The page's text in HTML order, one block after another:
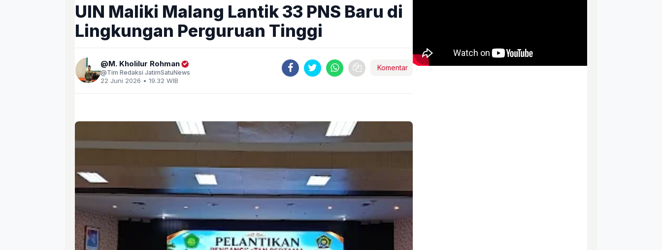
UIN Maliki Malang Lantik 33 PNS Baru di
Lingkungan Perguruan Tinggi
M. Kholilur Rohman
Tim Redaksi JatimSatuNews
22 Juni 2026 • 19.32 WIB
Komentar